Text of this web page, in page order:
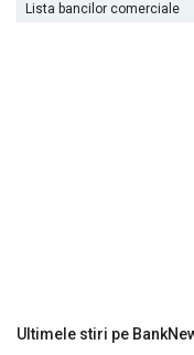
Lista bancilor comerciale
Ultimele stiri pe